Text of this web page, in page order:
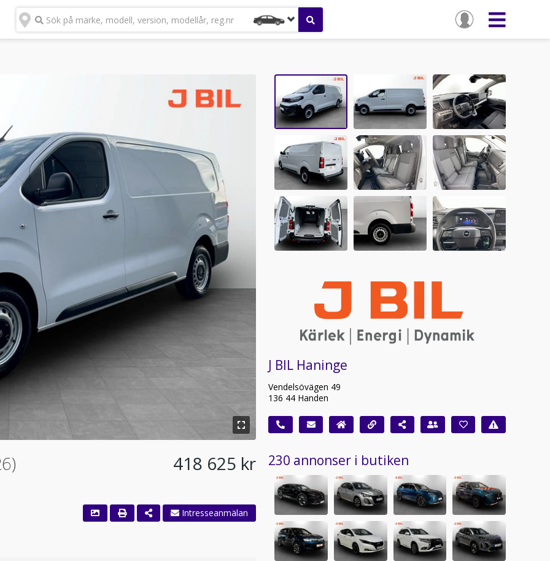
Sök på märke, modell, version, modellår, reg.nr
418 625 kr
J BIL Haninge
Vendelsövägen 49
136 44 Handen
230 annonser i butiken